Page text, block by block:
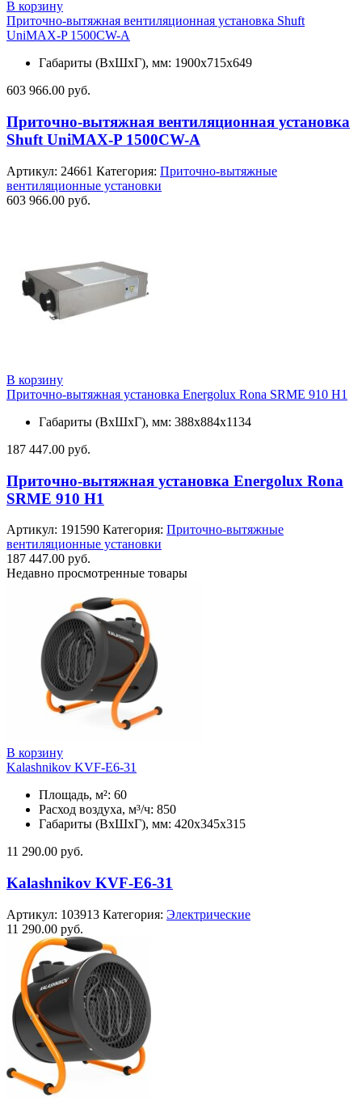
В корзину
Приточно-вытяжная вентиляционная установка Shuft
UniMAX-P 1500CW-A
Габариты (ВхШхГ), мм: 1900x715x649
603 966.00 руб.
Приточно-вытяжная вентиляционная установка
Shuft UniMAX-P 1500CW-A
Артикул: 24661 Категория: Приточно-вытяжные
вентиляционные установки
603 966.00 руб.
В корзину
Приточно-вытяжная установка Energolux Rona SRME 910 H1
Габариты (ВхШхГ), мм: 388x884х1134
187 447.00 руб.
Приточно-вытяжная установка Energolux Rona
SRME 910 H1
Артикул: 191590 Категория: Приточно-вытяжные
вентиляционные установки
187 447.00 руб.
Недавно просмотренные товары
В корзину
Kalashnikov KVF-E6-31
Площадь, м²: 60
Расход воздуха, м³/ч: 850
Габариты (ВхШхГ), мм: 420x345x315
11 290.00 руб.
Kalashnikov KVF-E6-31
Артикул: 103913 Категория: Электрические
11 290.00 руб.